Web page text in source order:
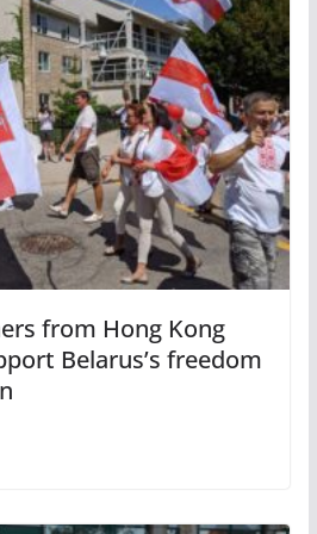
from Hong Kong
Belarus’s freedom